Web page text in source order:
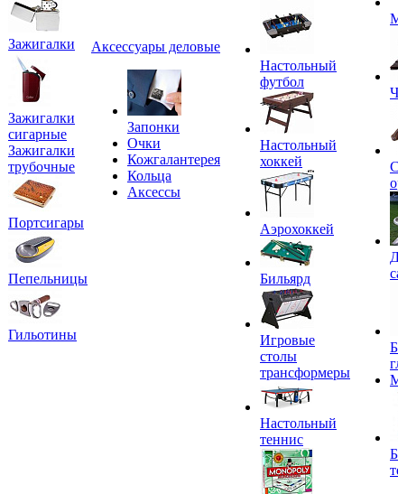
Зажигалки
Зажигалки
сигарные
Зажигалки
трубочные
Портсигары
Пепельницы
Гильотины
Аксессуары деловые
Запонки
Очки
Кожгалантерея
Кольца
Аксессы
Настольный
футбол
Настольный
хоккей
Аэрохоккей
Бильярд
Игровые
столы
трансформеры
Настольный
теннис